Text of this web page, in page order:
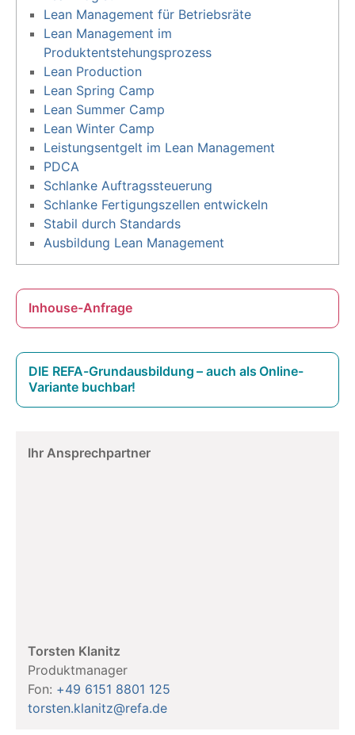
Lean Management für Betriebsräte
Lean Management im
Produktentstehungsprozess
Lean Production
Lean Spring Camp
Lean Summer Camp
Lean Winter Camp
Leistungsentgelt im Lean Management
PDCA
Schlanke Auftragssteuerung
Schlanke Fertigungszellen entwickeln
Stabil durch Standards
Ausbildung Lean Management
Inhouse-Anfrage
DIE REFA-Grundausbildung – auch als Online-
Variante buchbar!
Ihr Ansprechpartner
Torsten Klanitz
Produktmanager
Fon: +49 6151 8801 125
torsten.klanitz@refa.de